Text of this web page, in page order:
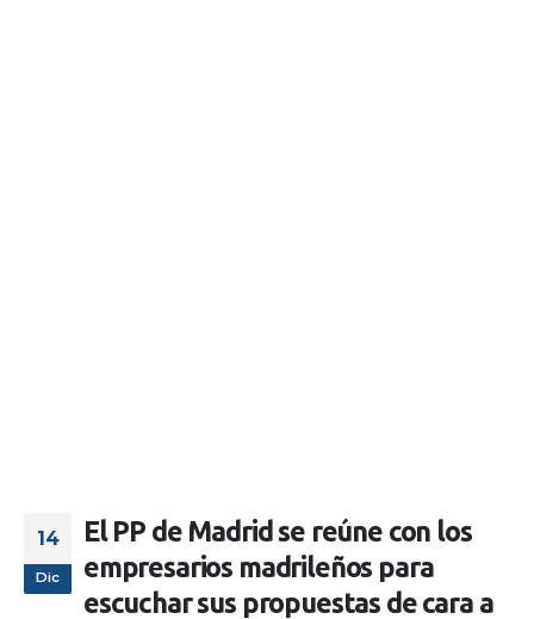
14
Dic
El PP de Madrid se reúne con los
empresarios madrileños para
escuchar sus propuestas de cara a